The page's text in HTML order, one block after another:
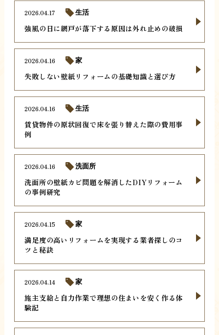
強風の日に網戸が落下する原因は外れ止めの破損
2026.04.17 生活
失敗しない壁紙リフォームの基礎知識と選び方
2026.04.16 家
賃貸物件の原状回復で床を張り替えた際の費用事
例
2026.04.16 生活
洗面所の壁紙カビ問題を解消したDIYリフォーム
の事例研究
2026.04.16 洗面所
満足度の高いリフォームを実現する業者探しのコ
ツと秘訣
2026.04.15 家
施主支給と自力作業で理想の住まいを安く作る体
験記
2026.04.14 家